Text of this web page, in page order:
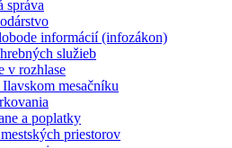
správa
informácií (infozákon)
služieb
v rozhlase
mesačníku
a poplatky
priestorov